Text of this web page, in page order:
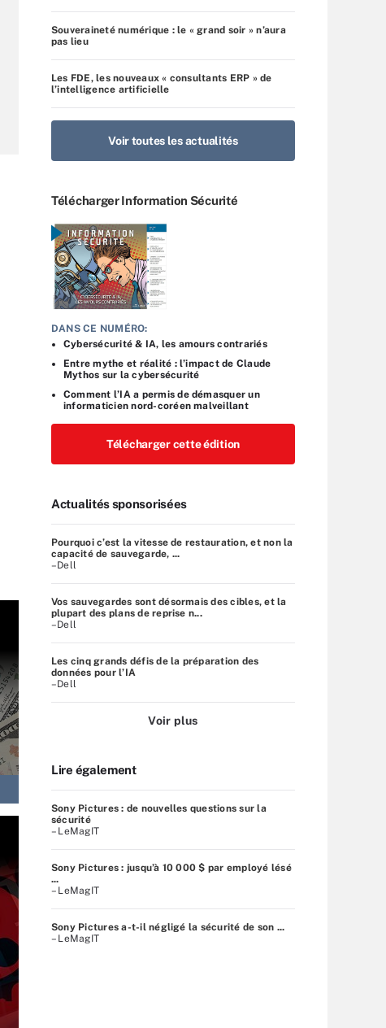
Souveraineté numérique : le « grand soir » n’aura
pas lieu
Les FDE, les nouveaux « consultants ERP » de
l’intelligence artificielle
Voir toutes les actualités
Télécharger Information Sécurité
DANS CE NUMÉRO:
Cybersécurité & IA, les amours contrariés
Entre mythe et réalité : l’impact de Claude
Mythos sur la cybersécurité
Comment l’IA a permis de démasquer un
informaticien nord-coréen malveillant
Télécharger cette édition
Actualités sponsorisées
Pourquoi c’est la vitesse de restauration, et non la
capacité de sauvegarde, ...
–Dell
Vos sauvegardes sont désormais des cibles, et la
plupart des plans de reprise n...
–Dell
Les cinq grands défis de la préparation des
données pour l’IA
–Dell
Voir plus
Lire également
Sony Pictures : de nouvelles questions sur la
sécurité
– LeMagIT
Sony Pictures : jusqu’à 10 000 $ par employé lésé
...
– LeMagIT
Sony Pictures a-t-il négligé la sécurité de son ...
– LeMagIT